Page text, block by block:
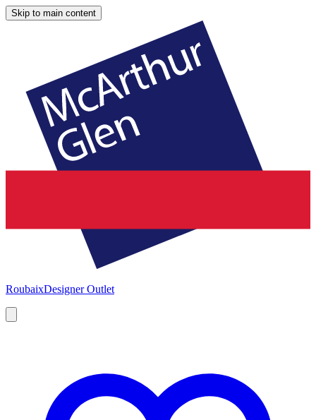
Skip to main content
RoubaixDesigner Outlet